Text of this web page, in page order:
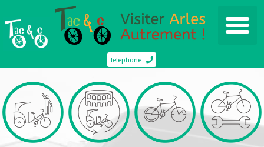
Telephone